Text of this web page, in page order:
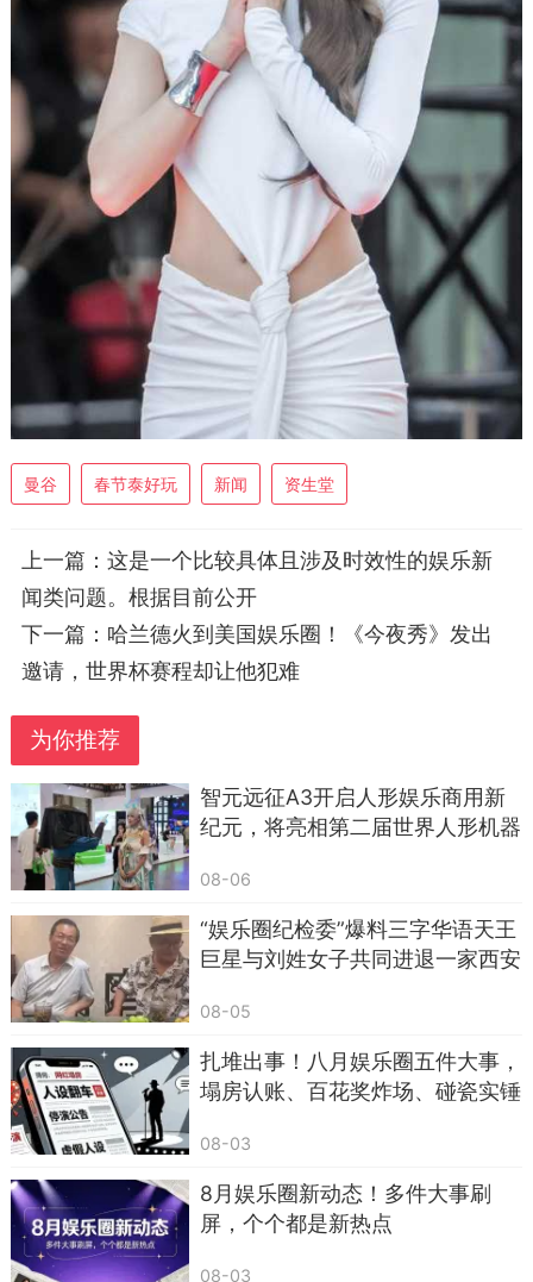
曼谷 春节泰好玩 新闻 资生堂
上一篇： 这是一个比较具体且涉及时效性的娱乐新
闻类问题。根据目前公开
下一篇： 哈兰德火到美国娱乐圈！《今夜秀》发出
邀请，世界杯赛程却让他犯难
为你推荐
智元远征A3开启人形娱乐商用新
纪元，将亮相第二届世界人形机器
08-06
“娱乐圈纪检委”爆料三字华语天王
巨星与刘姓女子共同进退一家西安
点头顶大草原成“接盘侠”，周天王
又躺枪了！ ...
08-05
扎堆出事！八月娱乐圈五件大事，
塌房认账、百花奖炸场、碰瓷实锤
08-03
8月娱乐圈新动态！多件大事刷
屏，个个都是新热点
08-03